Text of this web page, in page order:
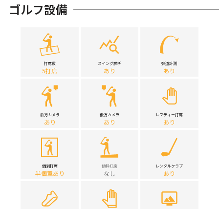
ゴルフ設備
打席数
5打席
スイング解析
あり
弾道計測
あり
前方カメラ
あり
後方カメラ
あり
レフティー打席
あり
個別打席
半個室あり
傾斜打席
なし
レンタルクラブ
あり